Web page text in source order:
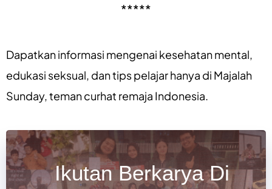
*****
Dapatkan informasi mengenai kesehatan mental,
edukasi seksual, dantips pelajarhanya di Majalah
Sunday, teman curhat remaja Indonesia.
Ikutan Berkarya Di